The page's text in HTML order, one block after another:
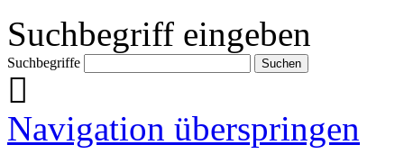
Suchbegriff eingeben
Suchbegriffe
Navigation überspringen